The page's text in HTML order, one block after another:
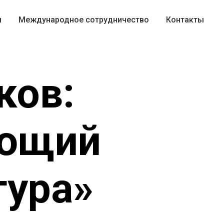
Международное сотрудничество Контакты